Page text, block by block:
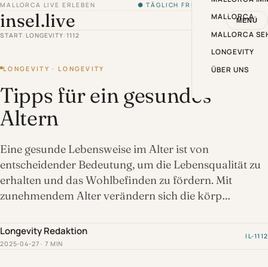
MALLORCA LIVE ERLEBEN ● TÄGLICH FRISCH VON DER INSEL
insel.live MENÜ
MALLORCA
MALLORCA
LONGEVITY
ÜBER UNS
START LONGEVITY /1112
LONGEVITY · LONGEVITY
Tipps für ein gesundes
Altern
Eine gesunde Lebensweise im Alter ist von
entscheidender Bedeutung, um die Lebensqualität zu
erhalten und das Wohlbefinden zu fördern. Mit
zunehmendem Alter verändern sich die körp…
Longevity Redaktion
2025-04-27 · 7 MIN
IL-1112